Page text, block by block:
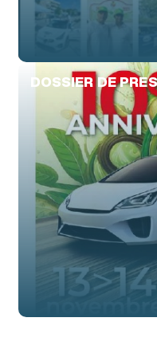
DOSSIER DE